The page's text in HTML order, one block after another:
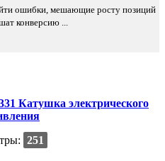
ошибки, мешающие росту позиций
конверсию ...
Катушка электрического
251